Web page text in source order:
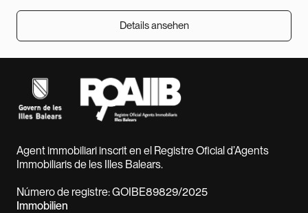
Details ansehen
Details ansehen
Agent immobiliari inscrit en el Registre Oficial d’Agents
Immobiliaris de les Illes Balears.
Número de registre: GOIBE89829/2025
Immobilien